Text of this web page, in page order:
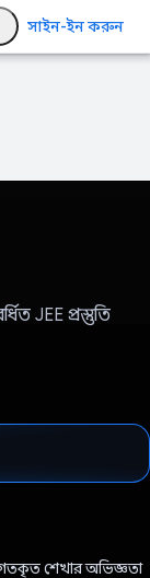
সাইন-ইন করুন
JEE প্রস্তুতি
শেখার অভিজ্ঞতা